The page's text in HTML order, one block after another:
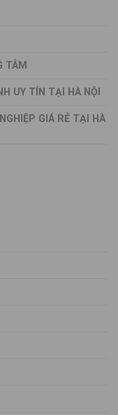
TÂM
UY TÍN TẠI HÀ NỘI
GIÁ RẺ TẠI HÀ